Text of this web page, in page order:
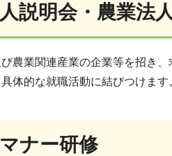
説明会・農業法
農業関連産業の企業等を招き
体的な就職活動に結びつけます
ナー研修